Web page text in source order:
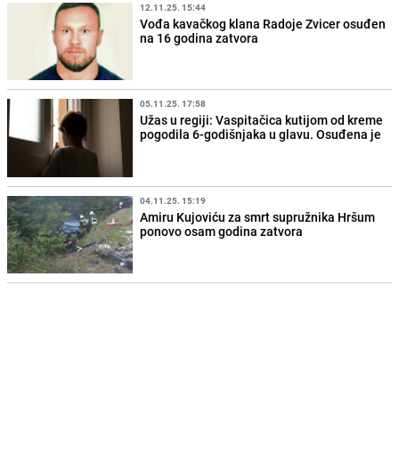
12.11.25. 15:44
Vođa kavačkog klana Radoje Zvicer osuđen
na 16 godina zatvora
05.11.25. 17:58
Užas u regiji: Vaspitačica kutijom od kreme
pogodila 6-godišnjaka u glavu. Osuđena je
04.11.25. 15:19
Amiru Kujoviću za smrt supružnika Hršum
ponovo osam godina zatvora